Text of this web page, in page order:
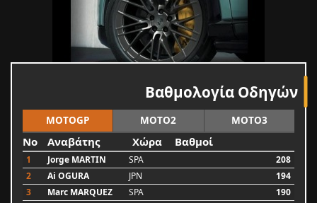
Βαθμολογία Οδηγών
MOTOGP MOTO2 MOTO3
No Αναβάτης Χώρα Βαθμοί
1 Jorge MARTIN SPA
208
2
Ai OGURA JPN
194
3
Marc MARQUEZ SPA
190